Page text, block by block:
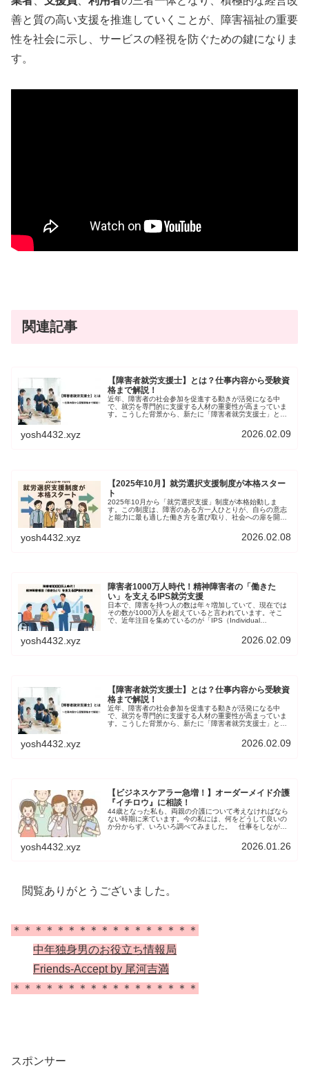
善と質の高い支援を推進していくことが、障害福祉の重要
性を社会に示し、サービスの軽視を防ぐための鍵になりま
す。
関連記事
【障害者就労支援士】とは？仕事内容から受験資
格まで解説！
近年、障害者の社会参加を促進する動きが活発になる中
で、就労を専門的に支援する人材の重要性が高まっていま
す。こうした背景から、新たに「障害者就労支援士」とい
新しい資格について、役割や目的、資格取得の方法などを
yosh4432.xyz 2026.02.09
【2025年10月】就労選択支援制度が本格スター
ト
2025年10月から「就労選択支援」制度が本格始動しま
す。この制度は、障害のある方一人ひとりが、自らの意志
と能力に最も適した働き方を選び取り、社会への扉を開く
制度の核心から具体的な活用法、そして既存の支援サービ
スとの違いまで、利用者の疑問と期待に応える情報をお届
yosh4432.xyz 2026.02.08
障害者1000万人時代！精神障害者の「働きた
い」を支えるIPS就労支援
日本で、障害を持つ人の数は年々増加していて、現在では
その数が1000万人を超えていると言われています。そこ
で、近年注目を集めているのが「IPS（Individual
障害を持つ方々が「働きたい」という希望を現実のものと
するための、画期的なアプローチとして期待されていま
yosh4432.xyz 2026.02.09
【障害者就労支援士】とは？仕事内容から受験資
格まで解説！
近年、障害者の社会参加を促進する動きが活発になる中
で、就労を専門的に支援する人材の重要性が高まっていま
す。こうした背景から、新たに「障害者就労支援士」とい
新しい資格について、役割や目的、資格取得の方法などを
yosh4432.xyz 2026.02.09
【ビジネスケアラー急増！】オーダーメイド介護
『イチロウ』に相談！
44歳となった私も、両親の介護について考えなければなら
ない時期に来ています。今の私には、何をどうして良いの
か分からず、いろいろ調べてみました。 仕事をしながら
省の発表では、2030年にはビジネスケアラー318万人に増
yosh4432.xyz 2026.01.26
閲覧ありがとうございました。
＊＊＊＊＊＊＊＊＊＊＊＊＊＊＊＊＊
中年独身男のお役立ち情報局
Friends-Accept by 尾河吉満
＊＊＊＊＊＊＊＊＊＊＊＊＊＊＊＊＊
スポンサー